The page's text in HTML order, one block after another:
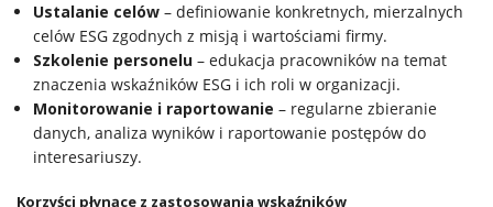
Ustalanie celów – definiowanie konkretnych, mierzalnych
celów ESG zgodnych z misją i wartościami firmy.
Szkolenie personelu – edukacja pracowników na temat
znaczenia wskaźników ESG i ich roli w organizacji.
Monitorowanie i raportowanie – regularne zbieranie
danych, analiza wyników i raportowanie postępów do
interesariuszy.
Korzyści płynące z zastosowania wskaźników